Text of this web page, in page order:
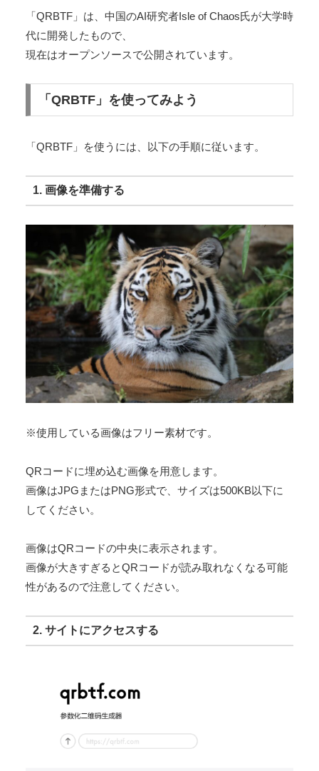
「QRBTF」は、中国のAI研究者Isle of Chaos氏が大学時
代に開発したもので、
現在はオープンソースで公開されています。
「QRBTF」を使ってみよう
「QRBTF」を使うには、以下の手順に従います。
1. 画像を準備する
※使用している画像はフリー素材です。
QRコードに埋め込む画像を用意します。
画像はJPGまたはPNG形式で、サイズは500KB以下に
してください。
画像はQRコードの中央に表示されます。
画像が大きすぎるとQRコードが読み取れなくなる可能
性があるので注意してください。
2. サイトにアクセスする